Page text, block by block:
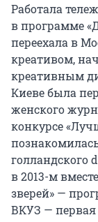
Работала
в программе
переехала в
креативом,
креативным
Киеве была
женского
конкурсе
голландского
в 2013-м
зверей» —
ВКУЗ — первая